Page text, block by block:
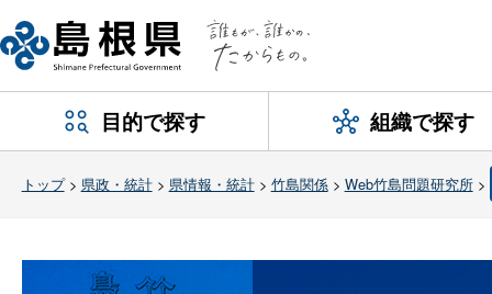
目的で探す 組織で探す
トップ> 県政・統計> 県情報・統計> 竹島関係> Web竹島問題研究所>